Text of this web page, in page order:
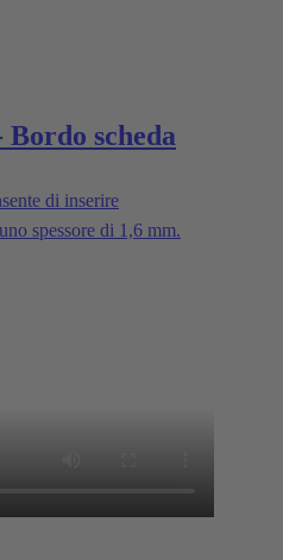
scheda
di inserire
spessore di 1,6 mm.